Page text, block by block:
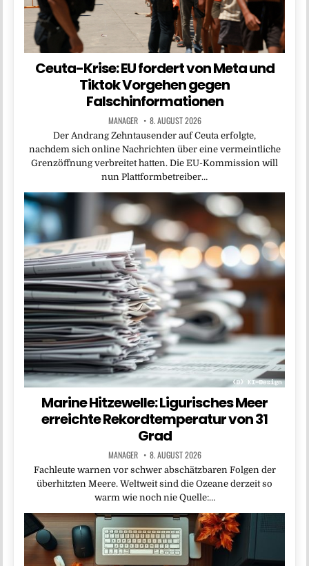
Ceuta-Krise: EU fordert von Meta und
Tiktok Vorgehen gegen
Falschinformationen
MANAGER 8. AUGUST 2026
Der Andrang Zehntausender auf Ceuta erfolgte,
nachdem sich online Nachrichten über eine vermeintliche
Grenzöffnung verbreitet hatten. Die EU-Kommission will
nun Plattformbetreiber…
Marine Hitzewelle: Ligurisches Meer
erreichte Rekordtemperatur von 31
Grad
MANAGER 8. AUGUST 2026
Fachleute warnen vor schwer abschätzbaren Folgen der
überhitzten Meere. Weltweit sind die Ozeane derzeit so
warm wie noch nie Quelle:…